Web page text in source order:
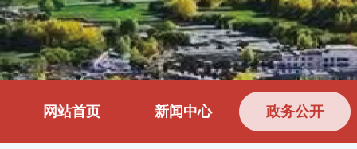
网站首页 新闻中心 政务公开